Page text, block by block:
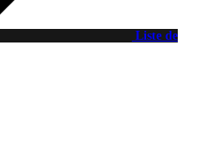
Liste de